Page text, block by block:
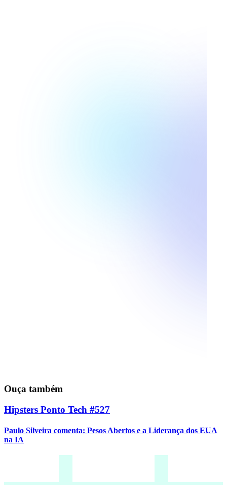
Ouça também
Hipsters Ponto Tech #527
Paulo Silveira comenta: Pesos Abertos e a Liderança dos EUA
na IA